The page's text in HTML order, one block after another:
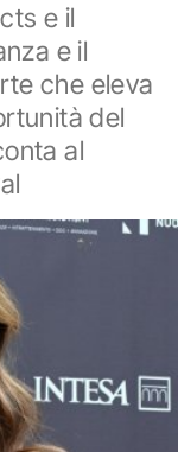
e il
e il
che eleva
del
al